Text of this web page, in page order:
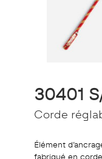
30401
Corde
Élément
fabriqué en